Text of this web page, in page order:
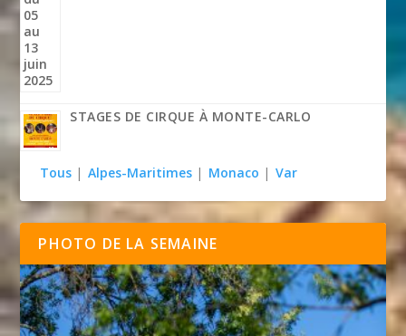
STAGES DE CIRQUE À MONTE-CARLO
Tous | Alpes-Maritimes | Monaco | Var
PHOTO DE LA SEMAINE